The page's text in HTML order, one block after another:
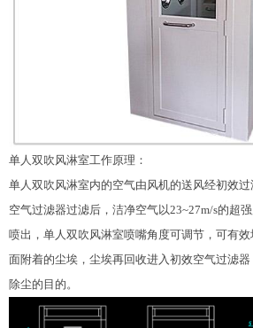
单人双吹风淋室工作原理：
单人双吹风淋室内的空气由风机的送风经初效过
空气过滤器过滤后，洁净空气以23~27m/s的超
喷出，单人双吹风淋室喷嘴角度可调节，可有
面附着的尘埃，尘埃再回收进入初效空气过滤
除尘的目的。